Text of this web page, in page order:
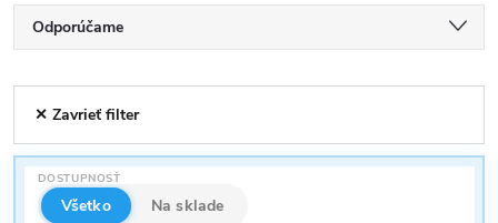
R
a
d
Odporúčame
Najdrahšie
Najpredávanejšie
Abecedne
V
ý
✕ Zavrieť filter
DOSTUPNOSŤ
Všetko Na sklade